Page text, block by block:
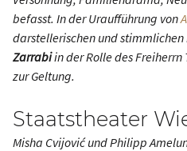
befasst. In der Uraufführung von
darstellerischen und
Zarrabiin der Rolle des Freiherrn
zur Geltung.
Staatstheater
Misha Cvijović und Philipp